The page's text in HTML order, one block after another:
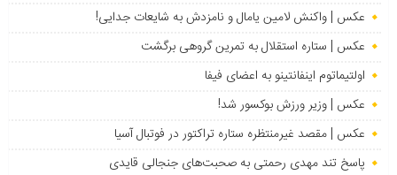
عکس | واکنش لامین یامال و نامزدش به شایعات جدایی!
عکس | ستاره استقلال به تمرین گروهی برگشت
اولتیماتوم اینفانتینو به اعضای فیفا
عکس | وزیر ورزش بوکسور شد!
عکس | مقصد غیرمنتظره ستاره تراکتور در فوتبال آسیا
پاسخ تند مهدی رحمتی به صحبت‌های جنجالی قایدی